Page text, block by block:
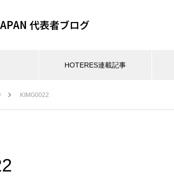
代表者ブログ
HOTERES連載記事
KIMG0022